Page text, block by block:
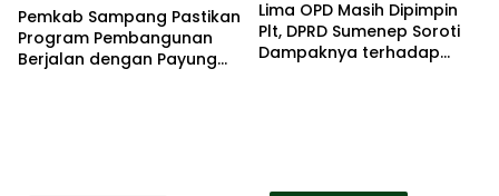
Pemkab Sampang Pastikan
Program Pembangunan
Berjalan dengan Payung
Lima OPD Masih Dipimpin
Plt, DPRD Sumenep Soroti
Dampaknya terhadap